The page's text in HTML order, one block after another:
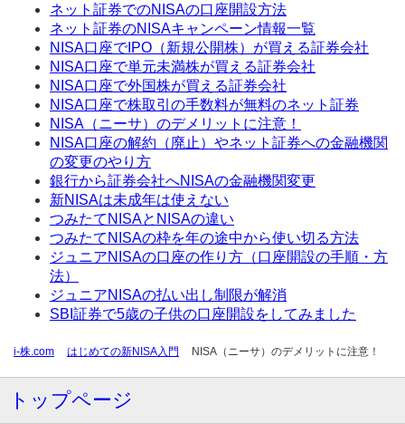
ネット証券でのNISAの口座開設方法
ネット証券のNISAキャンペーン情報一覧
NISA口座でIPO（新規公開株）が買える証券会社
NISA口座で単元未満株が買える証券会社
NISA口座で外国株が買える証券会社
NISA口座で株取引の手数料が無料のネット証券
NISA（ニーサ）のデメリットに注意！
NISA口座の解約（廃止）やネット証券への金融機関
の変更のやり方
銀行から証券会社へNISAの金融機関変更
新NISAは未成年は使えない
つみたてNISAとNISAの違い
つみたてNISAの枠を年の途中から使い切る方法
ジュニアNISAの口座の作り方（口座開設の手順・方
法）
ジュニアNISAの払い出し制限が解消
SBI証券で5歳の子供の口座開設をしてみました
i-株.com はじめての新NISA入門 NISA（ニーサ）のデメリットに注意！
トップページ